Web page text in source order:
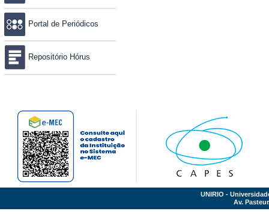
Portal de Periódicos
Repositório Hórus
UNIRIO -
Av.